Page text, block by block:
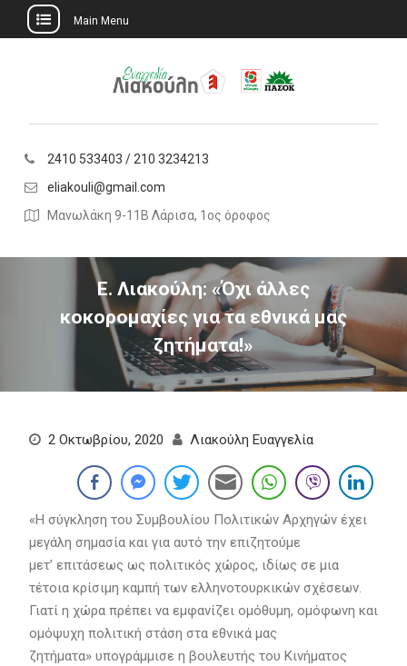
Main Menu
2410 533403 / 210 3234213
eliakouli@gmail.com
Μανωλάκη 9-11Β Λάρισα, 1ος όροφος
Ε. Λιακούλη: «Όχι άλλες
κοκορομαχίες για τα εθνικά μας
ζητήματα!»
2 Οκτωβρίου, 2020 Λιακούλη Ευαγγελία
«Η σύγκληση του Συμβουλίου Πολιτικών Αρχηγών έχει
μεγάλη σημασία και για αυτό την επιζητούμε
μετ’ επιτάσεως ως πολιτικός χώρος, ιδίως σε μια
τέτοια κρίσιμη καμπή των ελληνοτουρκικών σχέσεων.
Γιατί η χώρα πρέπει να εμφανίζει ομόθυμη, ομόφωνη και
ομόψυχη πολιτική στάση στα εθνικά μας
ζητήματα» υπογράμμισε η βουλευτής του Κινήματος